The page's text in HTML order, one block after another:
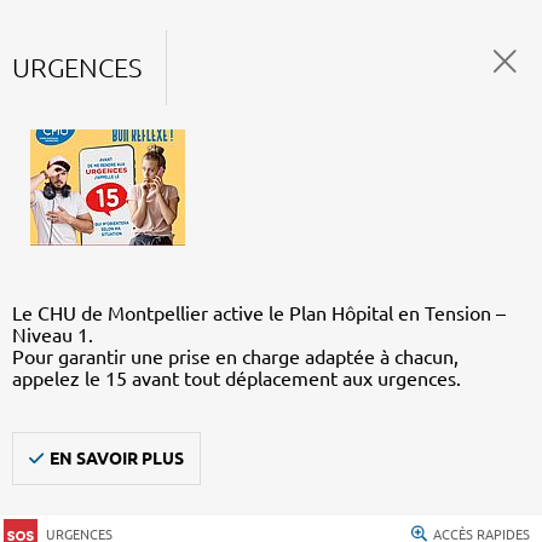
URGENCES
Le CHU de Montpellier active le Plan Hôpital en Tension –
Niveau 1.
Pour garantir une prise en charge adaptée à chacun,
appelez le 15 avant tout déplacement aux urgences.
EN SAVOIR PLUS
URGENCES ACCÈS RAPIDES